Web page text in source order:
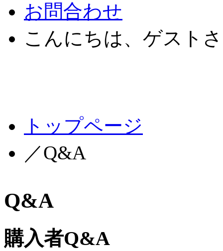
お問合わせ
こんにちは、ゲスト
トップページ
／Q&A
Q&A
購入者Q&A